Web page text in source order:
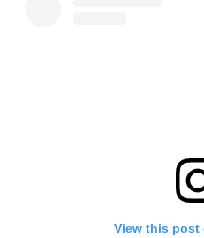
View this post